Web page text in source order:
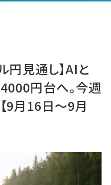
円見通し】AIと
円台へ。今週
9月16日〜9月